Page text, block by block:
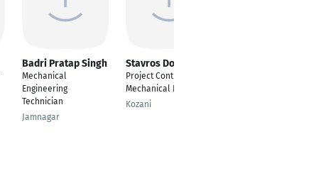
Badri Pratap Singh
Mechanical
Engineering
Technician
Jamnagar
Stavros Dougalis
Project Control -
Mechanical Engineer
Kozani